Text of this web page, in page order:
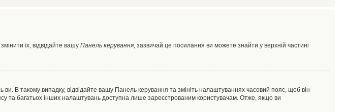
їх, відвідайте вашу Панель керування, зазвичай це посилання ви можете знайти у верхній частині
В такому випадку, відвідайте вашу Панель керування та змініть налаштуваннях часовий пояс, щоб він
та багатьох інших налаштувань доступна лише зареєстрованим користувачам. Отже, якщо ви